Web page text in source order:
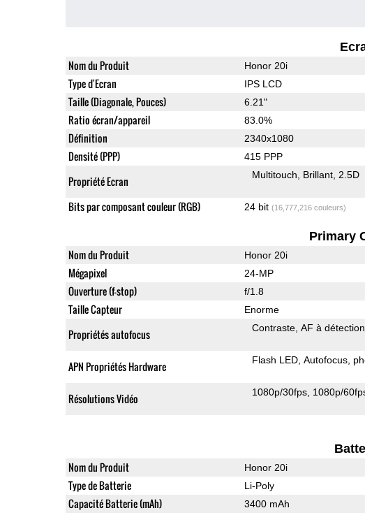
Nom du Produit Honor 20i
Type d'Ecran IPS LCD
Taille (Diagonale, Pouces) 6.21"
Ratio écran/appareil 83.0%
Définition 2340x1080
Densité (PPP) 415 PPP
Propriété Ecran Multitouch Brillant 2.5D
Bits par composant couleur (RGB) 24 bit (16,777,216 couleurs)
Primary
Nom du Produit Honor 20i
Mégapixel 24-MP
Ouverture (f-stop) f/1.8
Taille Capteur Enorme
Propriétés autofocus Contraste AF à
APN Propriétés Hardware Flash LED Autofocus
Résolutions Vidéo 1080p/30fps 1080p/
Nom du Produit Honor 20i
Type de Batterie Li-Poly
Capacité Batterie (mAh) 3400 mAh